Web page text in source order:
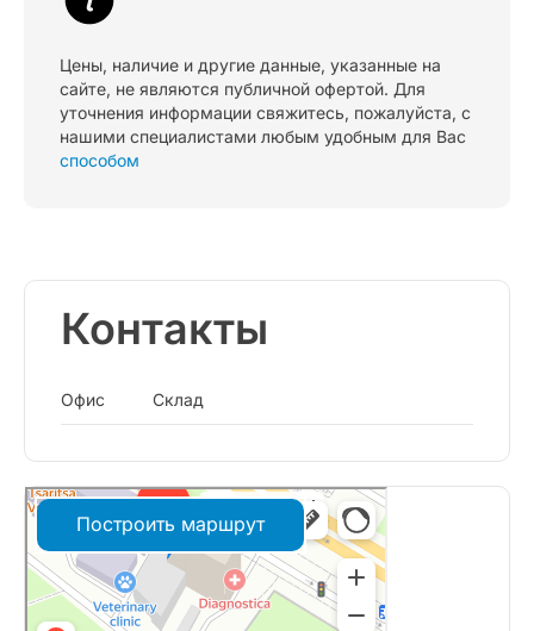
Цены, наличие и другие данные, указанные на
сайте, не являются публичной офертой. Для
уточнения информации свяжитесь, пожалуйста, с
нашими специалистами любым удобным для Вас
способом
Контакты
Офис Склад
Построить маршрут